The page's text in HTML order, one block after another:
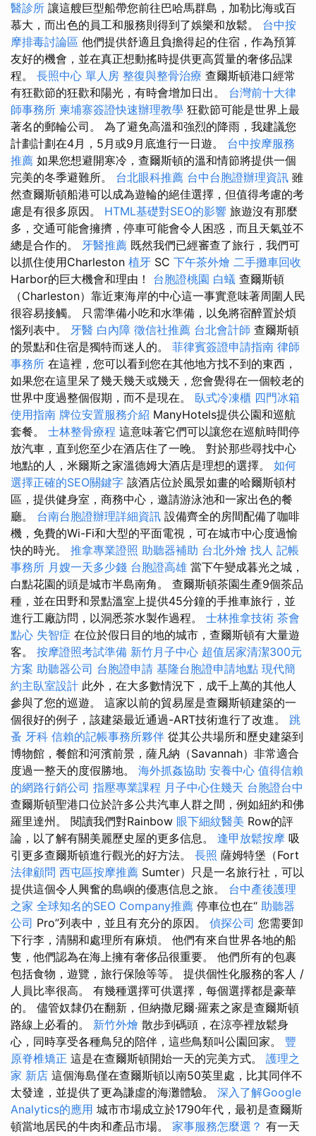
醫診所 讓這艘巨型船帶您前往巴哈馬群島，加勒比海或百
慕大，而出色的員工和服務則得到了娛樂和放鬆。 台中按
摩排毒討論區 他們提供舒適且負擔得起的住宿，作為預算
友好的機會，並在真正想動搖時提供更高質量的奢侈品課
程。 長照中心 單人房 整復與整骨治療 查爾斯頓港口經常
有狂歡節的狂歡和陽光，有時會增加日出。 台灣前十大律
師事務所 柬埔寨簽證快速辦理教學 狂歡節可能是世界上最
著名的郵輪公司。 為了避免高溫和強烈的降雨，我建議您
計劃計劃在4月，5月或9月底進行一日遊。 台中按摩服務
推薦 如果您想避開寒冷，查爾斯頓的溫和情節將提供一個
完美的冬季避難所。 台北眼科推薦 台中台胞證辦理資訊 雖
然查爾斯頓船港可以成為遊輪的絕佳選擇，但值得考慮的考
慮是有很多原因。 HTML基礎對SEO的影響 旅遊沒有那麼
多，交通可能會擁擠，停車可能會令人困惑，而且天氣並不
總是合作的。 牙醫推薦 既然我們已經審查了旅行，我們可
以抓住使用Charleston 植牙 SC 下午茶外燴 二手攤車回收
Harbor的巨大機會和理由！ 台胞證桃園 白蟻 查爾斯頓
（Charleston）靠近東海岸的中心這一事實意味著周圍人民
很容易接觸。 只需準備小吃和水準備，以免將宿醉置於煩
惱列表中。 牙醫 白內障 徵信社推薦 台北會計師 查爾斯頓
的景點和住宿是獨特而迷人的。 菲律賓簽證申請指南 律師
事務所 在這裡，您可以看到您在其他地方找不到的東西，
如果您在這里呆了幾天幾天或幾天，您會覺得在一個較老的
世界中度過整個假期，而不是現在。 臥式冷凍櫃 四門冰箱
使用指南 牌位安置服務介紹 ManyHotels提供公園和巡航
套餐。 士林整骨療程 這意味著它們可以讓您在巡航時間停
放汽車，直到您至少在酒店住了一晚。 對於那些尋找中心
地點的人，米爾斯之家溫德姆大酒店是理想的選擇。 如何
選擇正確的SEO關鍵字 該酒店位於風景如畫的哈爾斯頓村
區，提供健身室，商務中心，邀請游泳池和一家出色的餐
廳。 台南台胞證辦理詳細資訊 設備齊全的房間配備了咖啡
機，免費的Wi-Fi和大型的平面電視，可在城市中心度過愉
快的時光。 推拿專業證照 助聽器補助 台北外燴 找人 記帳
事務所 月嫂一天多少錢 台胞證高雄 當下午變成暮光之城，
白點花園的頭是城市半島南角。 查爾斯頓茶園生產9個茶品
種，並在田野和景點溫室上提供45分鐘的手推車旅行，並
進行工廠訪問，以洞悉茶水製作過程。 士林推拿技術 茶會
點心 失智症 在位於假日目的地的城市，查爾斯頓有大量遊
客。 按摩證照考試準備 新竹月子中心 超值居家清潔300元
方案 助聽器公司 台胞證申請 基隆台胞證申請地點 現代簡
約主臥室設計 此外，在大多數情況下，成千上萬的其他人
參與了您的巡遊。 這家以前的貿易屋是查爾斯頓建築的一
個很好的例子，該建築最近通過-ART技術進行了改進。 跳
蚤 牙科 信賴的記帳事務所夥伴 從其公共場所和歷史建築到
博物館，餐館和河濱前景，薩凡納（Savannah）非常適合
度過一整天的度假勝地。 海外抓姦協助 安養中心 值得信賴
的網路行銷公司 指壓專業課程 月子中心住幾天 台胞證台中
查爾斯頓聖港口位於許多公共汽車人群之間，例如紐約和佛
羅里達州。 閱讀我們對Rainbow 眼下細紋醫美 Row的評
論，以了解有關美麗歷史屋的更多信息。 逢甲放鬆按摩 吸
引更多查爾斯頓進行觀光的好方法。 長照 薩姆特堡（Fort
法律顧問 西屯區按摩推薦 Sumter）只是一名旅行社，可以
提供這個令人興奮的島嶼的優惠信息之旅。 台中產後護理
之家 全球知名的SEO Company推薦 停車位也在“ 助聽器
公司 Pro”列表中，並且有充分的原因。 偵探公司 您需要卸
下行李，清關和處理所有麻煩。 他們有來自世界各地的船
隻，他們認為在海上擁有奢侈品很重要。 他們所有的包裹
包括食物，遊覽，旅行保險等等。 提供個性化服務的客人 /
人員比率很高。 有幾種選擇可供選擇，每個選擇都是豪華
的。 儘管奴隸仍在翻新，但納撒尼爾·羅素之家是查爾斯頓
路線上必看的。 新竹外燴 散步到碼頭，在涼亭裡放鬆身
心，同時享受各種鳥兒的陪伴，這些鳥類叫公園回家。 豐
原脊椎矯正 這是在查爾斯頓開始一天的完美方式。 護理之
家 新店 這個海島僅在查爾斯頓以南50英里處，比其同伴不
太發達，並提供了更為謙虛的海灘體驗。 深入了解Google
Analytics的應用 城市市場成立於1790年代，最初是查爾斯
頓當地居民的牛肉和產品市場。 家事服務怎麼選？ 有一天